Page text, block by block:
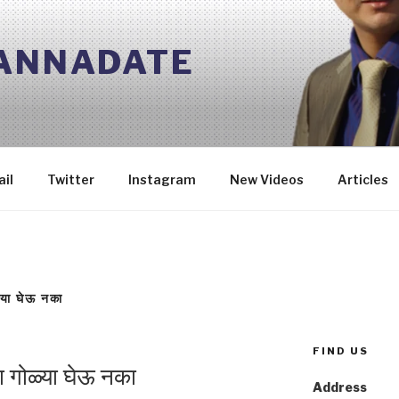
Twitter Instagram New Videos Articles
घेऊ नका
गोळ्या घेऊ नका
FIND US
Address